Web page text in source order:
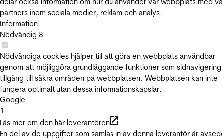
partners inom sociala medier, reklam och analys.
Information
Nödvändig 8
Nödvändiga cookies hjälper till att göra en webbplats användbar
genom att möjliggöra grundläggande funktioner som
tillgång till säkra områden på webbplatsen. Webbplatsen kan inte
fungera optimalt utan dessa informationskapslar.
Google
1
Läs mer om den här leverantören
En del av de uppgifter som samlas in av denna leverantör är